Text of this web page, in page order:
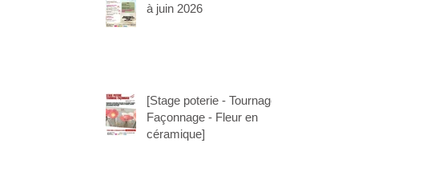
à juin 2026
[Stage poterie - Tournage
Façonnage - Fleur en
céramique]